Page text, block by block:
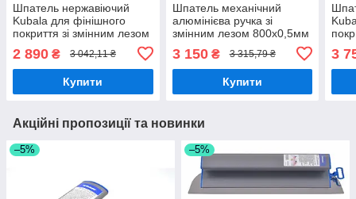
Шпатель нержавіючий
Kubala для фінішного
покриття зі змінним лезом
2 890 ₴ 3 042,11 ₴
Купити
Шпатель механічний
алюмінієва ручка зі
змінним лезом 800х0,5мм
PROFESSIONAL OLEJNIK
3 150₴ 3 315,79 ₴
Купити
3
Акційні пропозиції та новинки
–5% –5%